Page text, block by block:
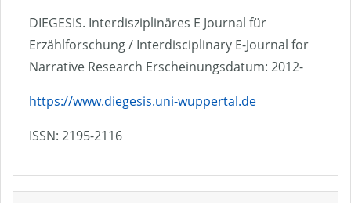
DIEGESIS. Interdisziplinäres E Journal für
Erzählforschung / Interdisciplinary E-Journal for
Narrative Research Erscheinungsdatum: 2012-
https://www.diegesis.uni-wuppertal.de
ISSN: 2195-2116